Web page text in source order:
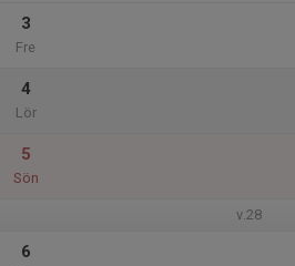
3
Fre
4
Lör
5
Sön
v.28
6